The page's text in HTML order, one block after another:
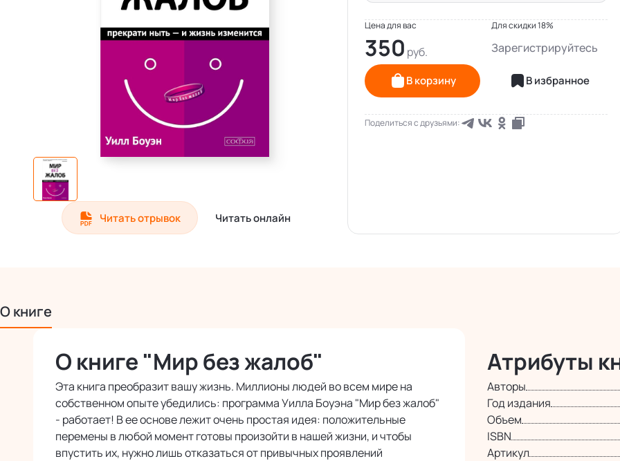
Читать отрывок Читать онлайн
Цена для вас
350
Для скидки 18%
Зарегистрируйтесь
В корзину В избранное
Поделиться с друзьями:
О книге
О книге "Мир без жалоб"
Эта книга преобразит вашу жизнь. Миллионы людей во всем мире на
собственном опыте убедились: программа Уилла Боуэна "Мир без жалоб"
- работает! В ее основе лежит очень простая идея: положительные
перемены в любой момент готовы произойти в нашей жизни, и чтобы
впустить их, нужно лишь отказаться от привычных проявлений
Атрибуты
Авторы
Год издания
Объем
ISBN
Артикул